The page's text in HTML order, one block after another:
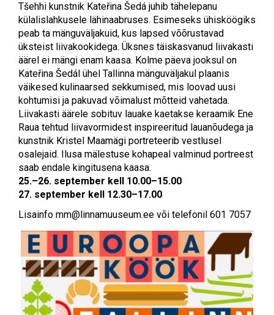
Tšehhi kunstnik Kateřina Šedá juhib tähelepanu
külalislahkusele lähinaabruses. Esimeseks ühisköögiks
peab ta mänguväljakuid, kus lapsed võõrustavad
üksteist liivakookidega. Üksnes täiskasvanud liivakasti
äärel ei mängi enam kaasa. Kolme päeva jooksul on
Kateřina Šedál ühel Tallinna mänguväljakul plaanis
väikesed kulinaarsed sekkumised, mis loovad uusi
kohtumisi ja pakuvad võimalust mõtteid vahetada.
Liivakasti äärele sobituv lauake kaetakse keraamik Ene
Raua tehtud liivavormidest inspireeritud lauanõudega ja
kunstnik Kristel Maamägi portreteerib vestlusel
osalejaid. Ilusa mälestuse kohapeal valminud portreest
saab endale kingitusena kaasa.
25.–26. september kell 10.00–15.00
27. september kell 12.30–17.00
Lisainfo mm@linnamuuseum.ee või telefonil 601 7057